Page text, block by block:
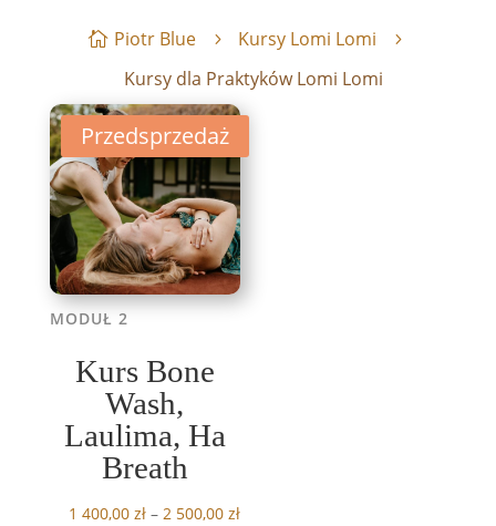
Piotr Blue
Kursy Lomi Lomi
Kursy dla Praktyków Lomi Lomi
Przedsprzedaż
MODUŁ 2
Kurs Bone
Wash,
Laulima, Ha
Breath
1 400,00 zł – 2 500,00 złZakres